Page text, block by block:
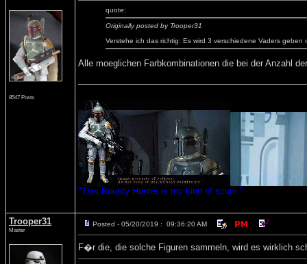
8547 Posts
quote:
Originally posted by Trooper31
Verstehe ich das richtig: Es wird 3 verschiedene Vaders geben
Alle moeglichen Farbkombinationen die bei der Anzahl
"This Bounty Hunter is my kind of scum."
Trooper31
Master
Posted - 05/20/2019 : 09:36:20 AM
F�r die, die solche Figuren sammeln, wird es wirklich